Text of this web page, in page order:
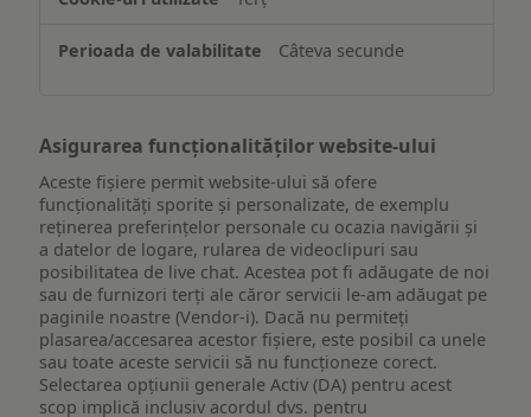
pe
dispozitiv
Câteva secunde
Asigurarea funcționalităților website-ului
Aceste fișiere permit website-ului să ofere
funcționalități sporite și personalizate, de exemplu
reţinerea preferinţelor personale cu ocazia navigării și
a datelor de logare, rularea de videoclipuri sau
posibilitatea de live chat. Acestea pot fi adăugate de noi
sau de furnizori terți ale căror servicii le-am adăugat pe
paginile noastre (Vendor-i). Dacă nu permiteți
plasarea/accesarea acestor fișiere, este posibil ca unele
sau toate aceste servicii să nu funcționeze corect.
Selectarea opțiunii generale Activ (DA) pentru acest
scop implică inclusiv acordul dvs. pentru